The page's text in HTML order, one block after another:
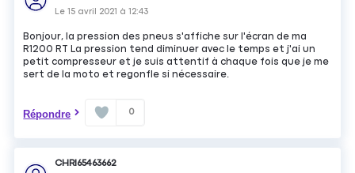
Le15 avril 2021 à12:43
Bonjour, la pression des pneus s'affiche sur l'écran de ma
R1200 RT La pression tend diminuer avec le temps et j'ai un
petit compresseur et je suis attentif à chaque fois que je me
sert de la moto et regonfle si nécessaire.
Répondre 0
CHRI65463662